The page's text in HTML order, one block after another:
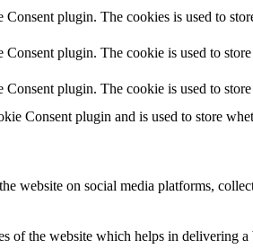
plugin. The cookies is used to
plugin. The cookie is used to
plugin. The cookie is used to
Consent plugin and is used to store
website on social media platforms,
of the website which helps in delivering